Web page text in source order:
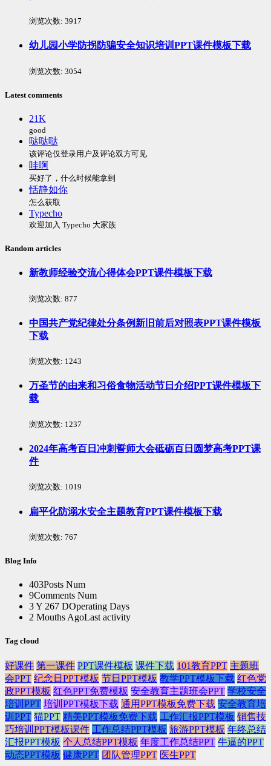
浏览次数: 3917
幼儿园小学防拐防骗安全知识培训PPT课件模板下载
浏览次数: 3054
Latest comments
21K
good
哒哒哒
该评论仅登录用户及评论双方可见
哇啊
买好了，什么时候能拿到
恬静如你
怎么获取
Typecho
欢迎加入 Typecho 大家族
Random articles
新教师经验交流心得体会PPT课件模板下载
浏览次数: 877
中国共产党纪律处分条例新旧前后对照表PPT课件模板
下载
浏览次数: 1243
万圣节的由来和习俗食物活动节日介绍PPT课件模板下
载
浏览次数: 1237
2024年高考百日冲刺誓师大会砥砺百日圆梦高考PPT课
件
浏览次数: 1019
扁平化防溺水安全主题教育PPT课件模板下载
浏览次数: 767
Blog Info
403Posts Num
9Comments Num
3 Y 267 DOperating Days
2 Mouths AgoLast activity
Tag cloud
好课件 第一课件 PPT课件模板 课件下载 101教育PPT 主题班
会PPT 纪念日PPT模板 节日PPT模板 教学PPT模板下载 红色党
政PPT模板 红色PPT免费模板 安全教育主题班会PPT 学校安全
培训PPT 培训PPT模板下载 通用PPT模板免费下载 安全教育培
训PPT 猫PPT 精美PPT模板免费下载 工作汇报PPT模板 销售技
巧培训PPT模板课件 工作总结PPT模板 旅游PPT模板 年终总结
汇报PPT模板 个人总结PPT模板 年度工作总结PPT 牛逼的PPT
动态PPT模板 健康PPT 团队管理PPT 医生PPT